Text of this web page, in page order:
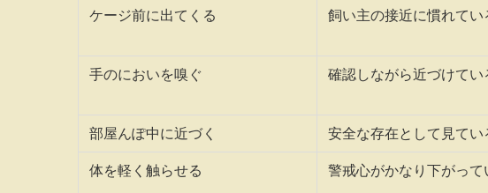
ケージ前に出てくる 飼い主の接近に慣れてい
手のにおいを嗅ぐ 確認しながら近づけてい
部屋んぽ中に近づく 安全な存在として見てい
体を軽く触らせる 警戒心がかなり下がって